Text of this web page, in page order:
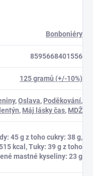
Bonboniéry
8595668401556
125 gramů (+/-10%)
,Oslava, Poděkování,
, Máj lásky čas, MDŽ
45 g z toho cukry: 38 g,
kcal, Tuky: 39 g z toho
mastné kyseliny: 23 g